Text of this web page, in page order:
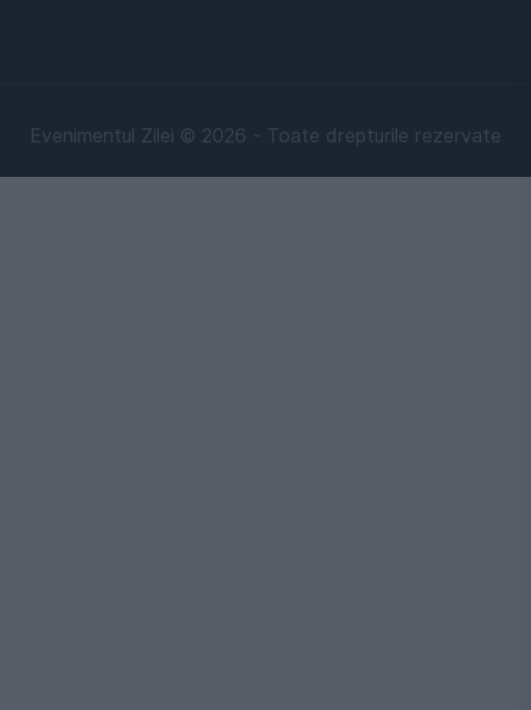
Evenimentul Zilei © 2026 - Toate drepturile rezervate